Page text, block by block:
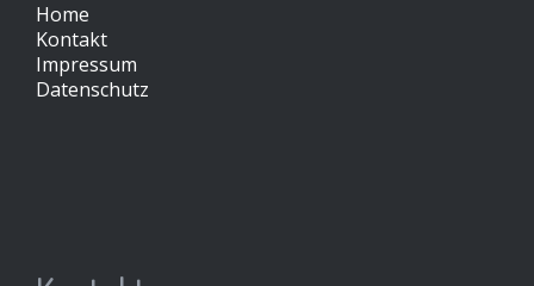
Home
Kontakt
Impressum
Datenschutz